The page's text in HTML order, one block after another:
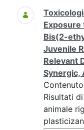
Exposure
Bis(2-
Juvenile
Relevant
Synergic,
Risultati
animale